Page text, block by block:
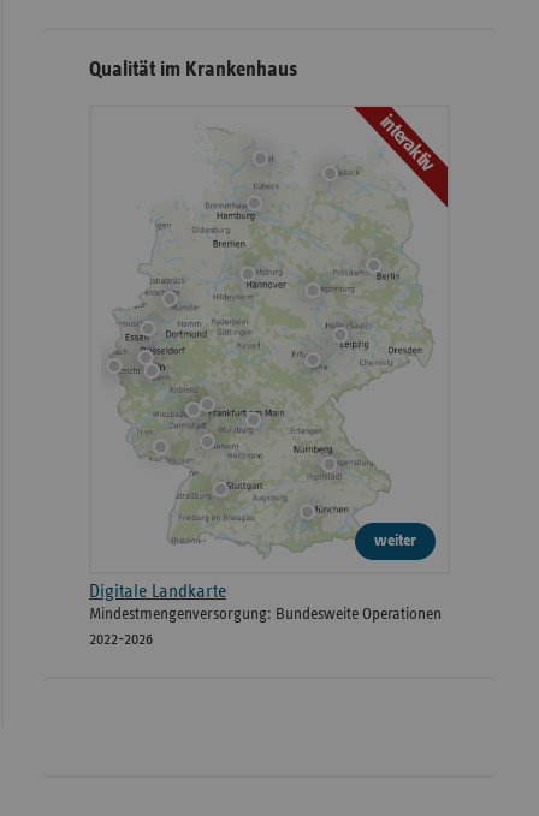
Qualität im Krankenhaus
interaktiv
weiter
Digitale Landkarte
Mindestmengenversorgung: Bundesweite Operationen
2022-2026